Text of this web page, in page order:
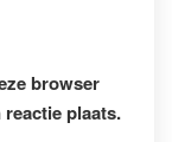
browser
plaats.